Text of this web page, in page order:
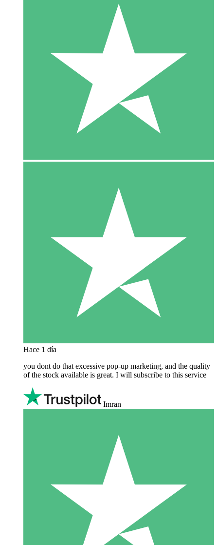
Hace 1 día
you dont do that excessive pop-up marketing, and the quality
of the stock available is great. I will subscribe to this service
Imran